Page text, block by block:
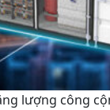
lượng công